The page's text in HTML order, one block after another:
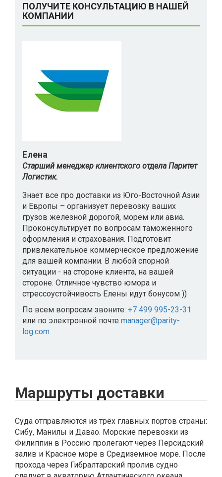
ПОЛУЧИТЕ КОНСУЛЬТАЦИЮ В НАШЕЙ
КОМПАНИИ
Елена
Старший менеджер клиентского отдела Паритет
Логистик.
Знает все про доставки из Юго-Восточной Азии
и Европы – организует перевозку ваших
грузов железной дорогой, морем или авиа.
Проконсультирует по вопросам таможенного
оформления и страхования. Подготовит
привлекательное коммерческое предложение
для вашей компании. В любой спорной
ситуации - на стороне клиента, на вашей
стороне. Отличное чувство юмора и
стрессоустойчивость Елены идут бонусом ))
По всем вопросам звоните: +7 499 995-23-31
или по электронной почте manager@parity-
log.com
Маршруты доставки
Суда отправляются из трёх главных портов страны:
Сибу, Манилы и Давао. Морские перевозки из
Филиппин в Россию пролегают через Персидский
залив и Красное море в Средиземное море. После
прохода через Гибралтарский пролив судно